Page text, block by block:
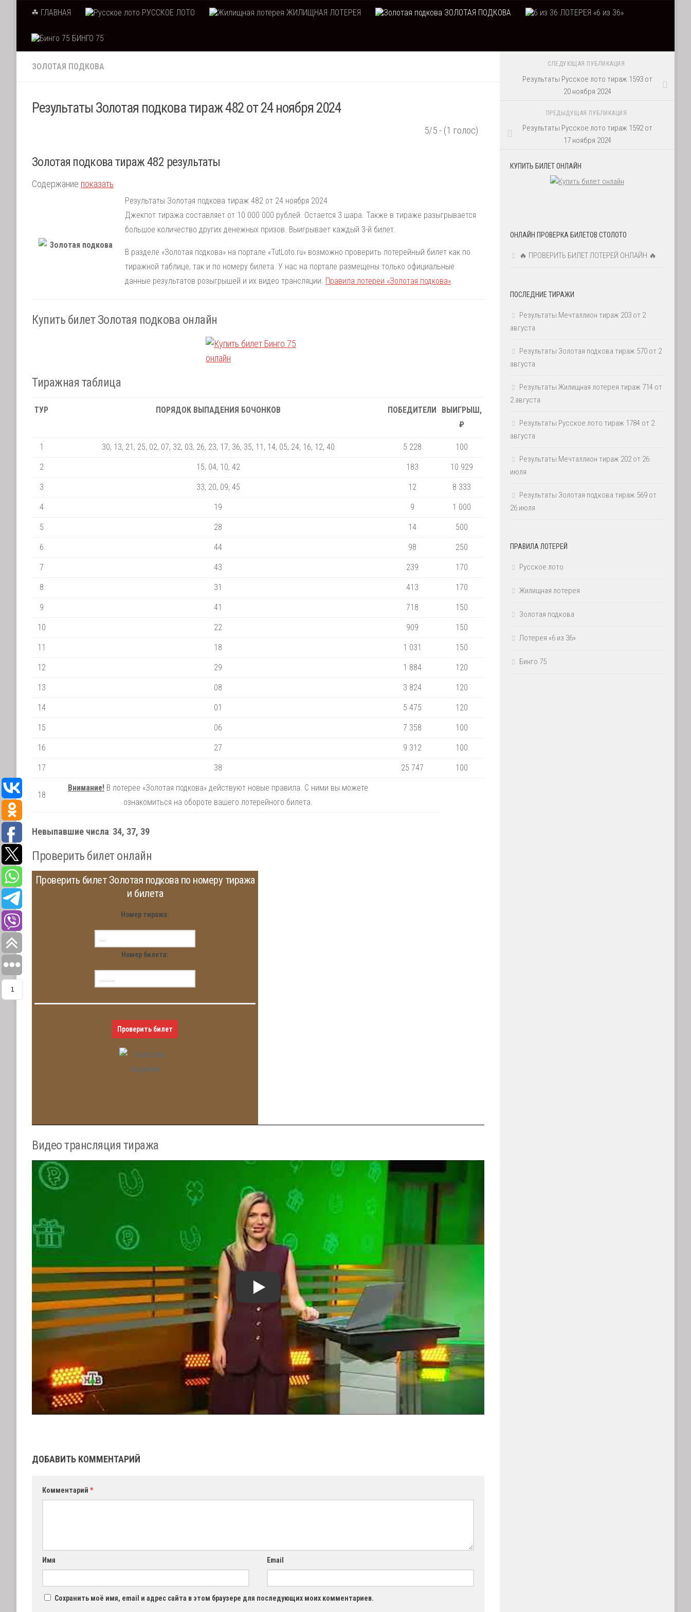
Skip to content
☘ ГЛАВНАЯ РУССКОЕ ЛОТО ЖИЛИЩНАЯ ЛОТЕРЕЯ ЗОЛОТАЯ ПОДКОВА ЛОТЕРЕЯ «6 из 36»
БИНГО 75
ЗОЛОТАЯ ПОДКОВА
Результаты Золотая подкова тираж 482 от 24 ноября 2024
5/5 - (1 голос)
Золотая подкова тираж 482 результаты
Содержание показать
Результаты Золотая подкова тираж 482 от 24 ноября 2024
Джекпот тиража составляет от 10 000 000 рублей. Остается 3 шара. Также в тираже разыгрывается
большое количество других денежных призов. Выигрывает каждый 3-й билет.
В разделе «Золотая подкова» на портале «TutLoto.ru» возможно проверить лотерейный билет как по
тиражной таблице, так и по номеру билета. У нас на портале размещены только официальные
данные результатов розыгрышей и их видео трансляции. Правила лотереи «Золотая подкова»
Купить билет Золотая подкова онлайн
Тиражная таблица
ТУР ПОРЯДОК ВЫПАДЕНИЯ БОЧОНКОВ ПОБЕДИТЕЛИ
ВЫИГРЫШ,
₽
1 30, 13, 21, 25, 02, 07, 32, 03, 26, 23, 17, 36, 35, 11, 14, 05, 24, 16, 12, 40 5 228 100
2 15, 04, 10, 42 183 10 929
3 33, 20, 09, 45 12 8 333
4 19 9 1 000
5 28 14 500
6 44 98 250
7 43 239 170
8 31 413 170
9 41 718 150
10 22 909 150
11 18 1 031 150
12 29 1 884 120
13 08 3 824 120
14 01 5 475 120
15 06 7 358 100
16 27 9 312 100
17 38 25 747 100
18
Внимание! В лотерее «Золотая подкова» действуют новые правила. С ними вы можете
ознакомиться на обороте вашего лотерейного билета.
Невыпавшие числа: 34, 37, 39
Проверить билет онлайн
Проверить билет Золотая подкова по номеру тиража
и билета
Номер тиража:
Номер билета:
Проверить билет
Видео трансляция тиража
ДОБАВИТЬ КОММЕНТАРИЙ
Комментарий *
Имя Email
Сохранить моё имя, email и адрес сайта в этом браузере для последующих моих комментариев.
СЛЕДУЮЩАЯ ПУБЛИКАЦИЯ
Результаты Русское лото тираж 1593 от
20 ноября 2024
ПРЕДЫДУЩАЯ ПУБЛИКАЦИЯ
Результаты Русское лото тираж 1592 от
17 ноября 2024
КУПИТЬ БИЛЕТ ОНЛАЙН
ОНЛАЙН ПРОВЕРКА БИЛЕТОВ СТОЛОТО
🔥 ПРОВЕРИТЬ БИЛЕТ ЛОТЕРЕЙ ОНЛАЙН 🔥
ПОСЛЕДНИЕ ТИРАЖИ
Результаты Мечталлион тираж 203 от 2
августа
Результаты Золотая подкова тираж 570 от 2
августа
Результаты Жилищная лотерея тираж 714 от
2 августа
Результаты Русское лото тираж 1784 от 2
августа
Результаты Мечталлион тираж 202 от 26
июля
Результаты Золотая подкова тираж 569 от
26 июля
ПРАВИЛА ЛОТЕРЕЙ
Русское лото
Жилищная лотерея
Золотая подкова
Лотерея «6 из 36»
Бинго 75
1